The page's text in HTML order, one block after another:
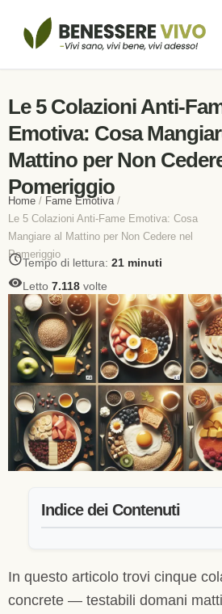
Le 5 Colazioni Anti-
Emotiva: Cosa
Mattino per Non
Pomeriggio
Home / Fame Emotiva /
Le 5 Colazioni Anti-Fame Emotiva: Cosa
Mangiare al Mattino per Non Cedere nel
Pomeriggio
Tempo di lettura: 21 minuti
Letto 7.118 volte
Indice dei Contenuti
In questo articolo trovi cinque
concrete — testabili domani